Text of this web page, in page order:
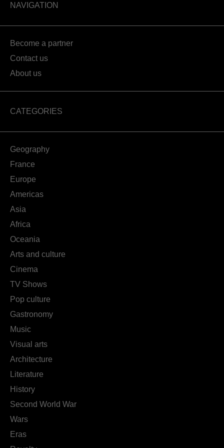
NAVIGATION
Become a partner
Contact us
About us
CATEGORIES
Geography
France
Europe
Americas
Asia
Africa
Oceania
Arts and culture
Cinema
TV Shows
Pop culture
Gastronomy
Music
Visual arts
Architecture
Literature
History
Second World War
Wars
Eras